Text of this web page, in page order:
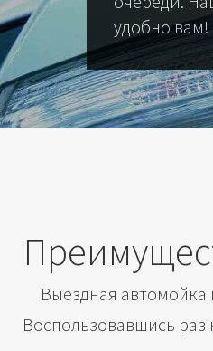
удобно вам!
Выездная
Воспользовавшись